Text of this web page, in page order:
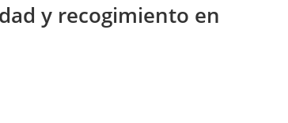
y recogimiento en